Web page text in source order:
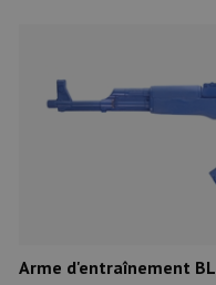
Arme d'entraînement